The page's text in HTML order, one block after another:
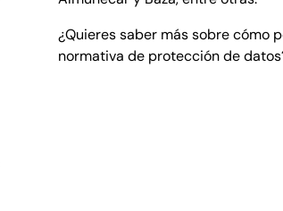
¿Quieres saber más sobre cómo
normativa de protección de